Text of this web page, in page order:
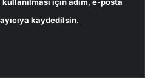
kaydedilsin.